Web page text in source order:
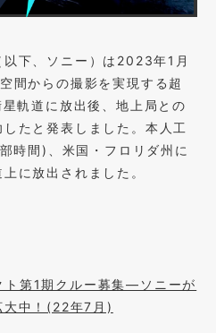
下、ソニー）は2023年1月
間からの撮影を実現する超
軌道に放出後、地上局との
たと発表しました。本人工
時間)、米国・フロリダ州に
に放出されました。
ト第1期クルー募集―ソニーが
大中！(22年7月)